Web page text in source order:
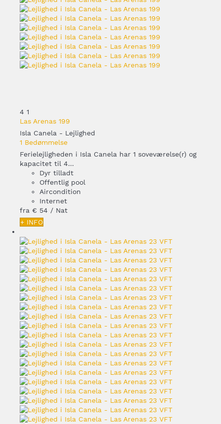
4 1
Las Arenas 199
Isla Canela - Lejlighed
1 Bedømmelse
Ferielejligheden i Isla Canela har 1 soveværelse(r) og
kapacitet til 4...
Dyr tilladt
Offentlig pool
Aircondition
Internet
fra € 54 / Nat
+ INFO